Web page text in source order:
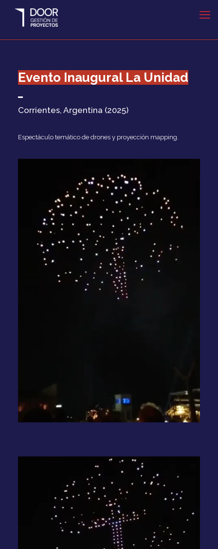
Evento Inaugural La Unidad
Corrientes, Argentina (2025)
Espectáculo temático de drones y proyección mapping.